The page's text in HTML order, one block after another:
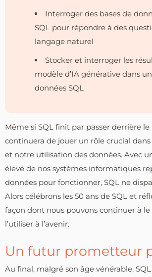
Interroger des bases de
SQL pour répondre à des
langage naturel
Stocker et interroger les
modèle d’IA générative dans
données SQL
Même si SQL finit par passer derrière le
continuera de jouer un rôle crucial
et notre utilisation des données. Avec
élevé de nos systèmes informatiques
données pour fonctionner, SQL ne
Alors célébrons les 50 ans de SQL et
façon dont nous pouvons continuer à
l’utiliser à l’avenir.
Un futur prometteur
Au final, malgré son âge vénérable,